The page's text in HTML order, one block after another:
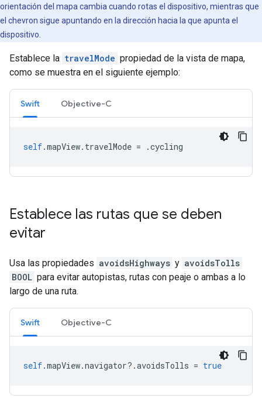
orientación del mapa cambia cuando rotas el dispositivo, mientras que
el chevron sigue apuntando en la dirección hacia la que apunta el
dispositivo.
Establece la travelMode propiedad de la vista de mapa,
como se muestra en el siguiente ejemplo:
Swift Objective-C
self.mapView. travelMode = .cycling
Establece las rutas que se deben
evitar
Usa las propiedades avoidsHighways y avoidsTolls
BOOL para evitar autopistas, rutas con peaje o ambas a lo
largo de una ruta.
Swift Objective-C
self.mapView.navigator?.avoidsTolls = true